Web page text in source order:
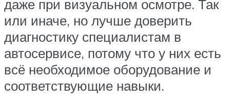
даже при визуальном осмотре. Так
или иначе, но лучше доверить
диагностику специалистам в
автосервисе, потому что у них есть
всё необходимое оборудование и
соответствующие навыки.